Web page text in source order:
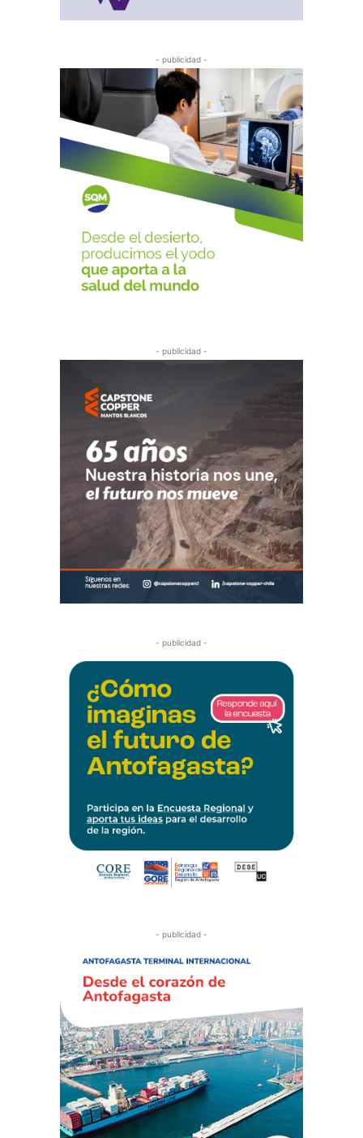
- publicidad -
- publicidad -
- publicidad -
- publicidad -